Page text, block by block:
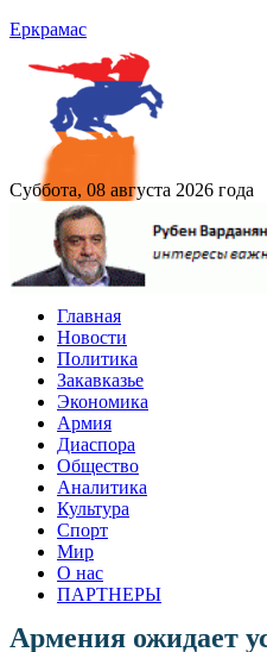
Еркрамас
Суббота, 08 августа 2026 года
Главная
Новости
Политика
Закавказье
Экономика
Армия
Диаспора
Общество
Аналитика
Культура
Спорт
Мир
О нас
ПАРТНЕРЫ
Армения ожидает